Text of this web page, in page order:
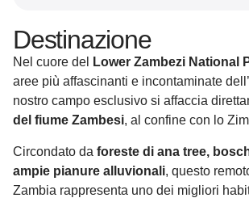
Destinazione
Nel cuore del Lower Zambezi National
aree più affascinanti e incontaminate
nostro campo esclusivo si affaccia
del fiume Zambesi, al confine con lo
Circondato da foreste di ana tree,
ampie pianure alluvionali, questo
Zambia rappresenta uno dei migliori